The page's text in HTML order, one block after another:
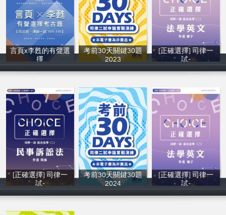
言頁x李甦的有聲選
擇
言頁、李甦
考前30天關鍵30題
2023
讀家補習班
[正確選擇] 司律一
試-
林云雁（雁子老
[正確選擇] 司律一
試-
周瑜
考前30天關鍵30題
2024
讀家補習班
[正確選擇] 司律一
試-
林云雁（雁子老